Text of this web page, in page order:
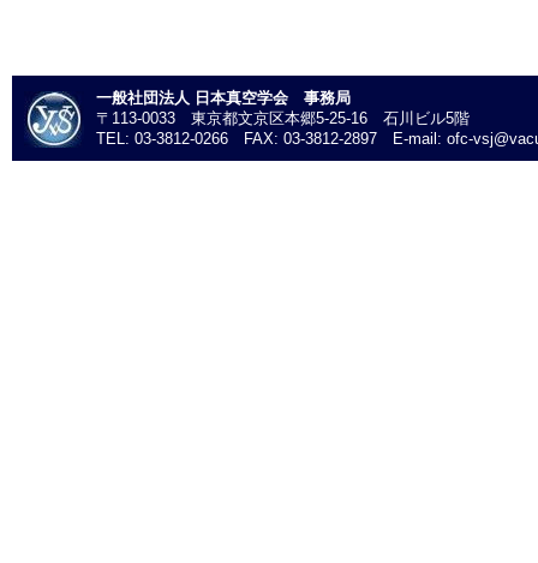
一般社団法人 日本真空学会 事務局
〒113-0033 東京都文京区本郷5-25-16 石川ビル5階
TEL: 03-3812-0266 FAX: 03-3812-2897 E-mail: ofc-